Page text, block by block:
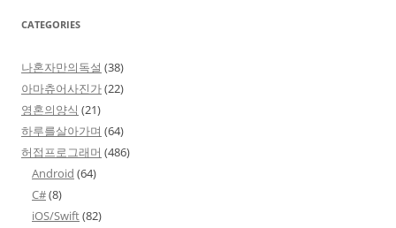
CATEGORIES
나혼자만의독설 (38)
아마츄어사진가(22)
영혼의양식 (21)
하루를살아가며 (64)
허접프로그래머 (486)
Android (64)
C#(8)
iOS/Swift(82)